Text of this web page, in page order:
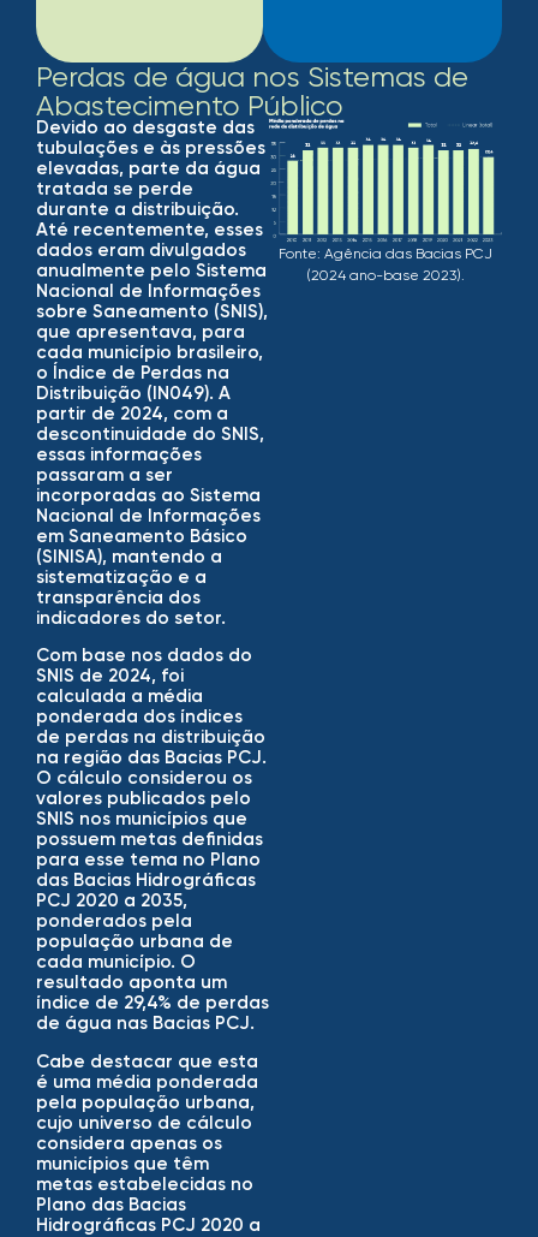
Devido ao desgaste das
tubulações e às pressões
elevadas, parte da água
tratada se perde
durante a distribuição.
Até recentemente, esses
dados eram divulgados
anualmente pelo Sistema
Nacional de Informações
sobre Saneamento (SNIS),
que apresentava, para
cada município brasileiro,
o Índice de Perdas na
Distribuição (IN049). A
partir de 2024, com a
descontinuidade do SNIS,
essas informações
passaram a ser
incorporadas ao Sistema
Nacional de Informações
em Saneamento Básico
(SINISA), mantendo a
sistematização e a
transparência dos
indicadores do setor.
Com base nos dados do
SNIS de 2024, foi
calculada a média
ponderada dos índices
de perdas na distribuição
na região das Bacias PCJ.
O cálculo considerou os
valores publicados pelo
SNIS nos municípios que
possuem metas definidas
para esse tema no Plano
das Bacias Hidrográficas
PCJ 2020 a 2035,
ponderados pela
população urbana de
cada município. O
resultado aponta um
índice de 29,4% de perdas
de água nas Bacias PCJ.
Cabe destacar que esta
é uma média ponderada
pela população urbana,
cujo universo de cálculo
considera apenas os
municípios que têm
metas estabelecidas no
Plano das Bacias
Hidrográficas PCJ 2020 a
Fonte: Agência das Bacias PCJ
(2024 ano-base 2023).
Perdas de água nos Sistemas de
Abastecimento Público